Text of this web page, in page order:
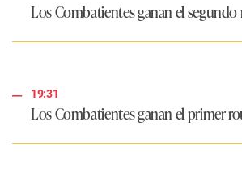
Los Combatientes ganan el
19:31
Los Combatientes ganan el primer